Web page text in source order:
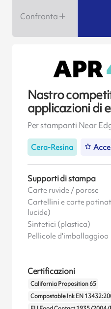
Confronta
Nastro
applicazioni di
Per stampanti Near
Cera-Resina
Supporti di stampa
Carte ruvide / porose
Cartellini e carte
lucide)
Sintetici (plastica)
Pellicole d'imballaggioo
Certificazioni
California Proposition 65
Compostable Ink EN